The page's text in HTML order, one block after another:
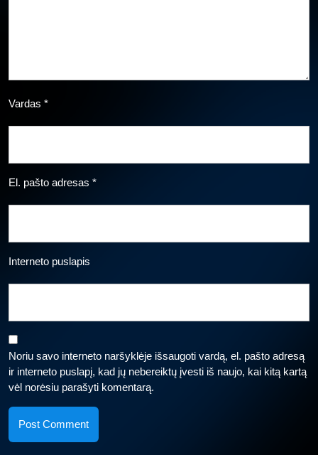
Vardas *
El. pašto adresas *
Interneto puslapis
Noriu savo interneto naršyklėje išsaugoti vardą, el. pašto adresą
ir interneto puslapį, kad jų nebereiktų įvesti iš naujo, kai kitą kartą
vėl norėsiu parašyti komentarą.